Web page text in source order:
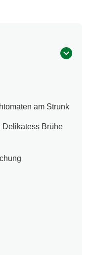
am Strunk
Delikatess Brühe